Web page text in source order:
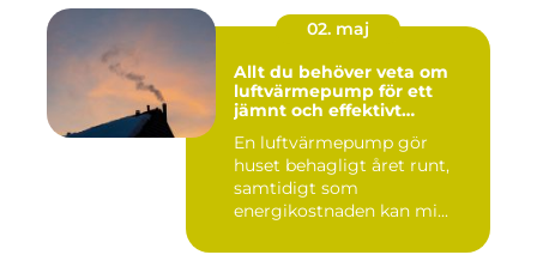
02. maj
Allt du behöver veta om
luftvärmepump för ett
jämnt och effektivt
En luftvärmepump gör
huset behagligt året runt,
samtidigt som
energikostnaden kan mi...